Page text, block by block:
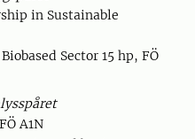
in Sustainable
Sector 15 hp, FÖ
A1N